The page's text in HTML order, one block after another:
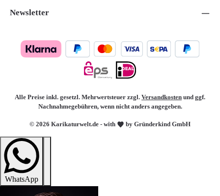
Newsletter
© 2026 Karikaturwelt.de - with by Gründerkind GmbH
Alle Preise inkl. gesetzl. Mehrwertsteuer zzgl. Versandkosten und ggf.
Nachnahmegebühren, wenn nicht anders angegeben.
WhatsApp